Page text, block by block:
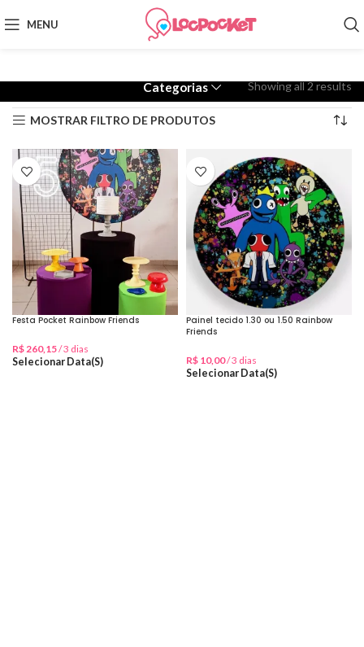
MENU
Categorias Showing all 2 results
MOSTRAR FILTRO DE PRODUTOS
Festa Pocket Rainbow Friends
R$260,15/ 3 dias
Selecionar Data(s)
Painel tecido 1.30 ou 1.50 Rainbow
Friends
R$ 10,00/ 3 dias
Selecionar Data(s)